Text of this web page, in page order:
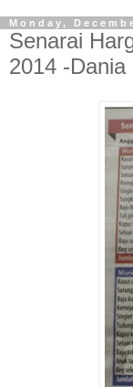
Monday,
Senarai
2014 -Dania